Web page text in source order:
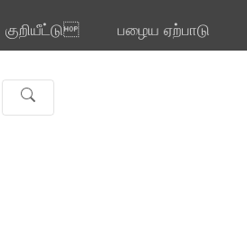
குறியீட்டு பழைய ஏற்பாடு